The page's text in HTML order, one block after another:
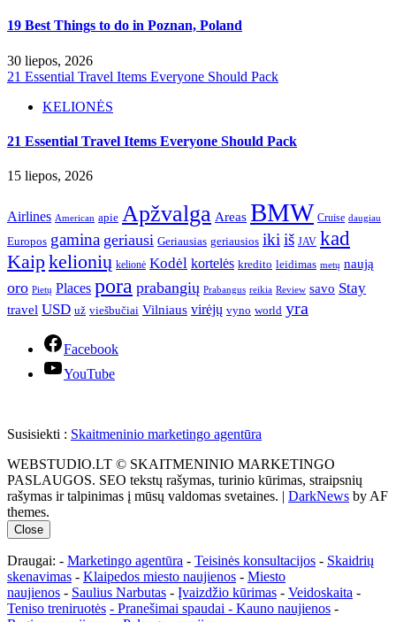
19 Best Things to do in Poznan, Poland
30 liepos, 2026
21 Essential Travel Items Everyone Should Pack
KELIONĖS
21 Essential Travel Items Everyone Should Pack
15 liepos, 2026
Airlines American apie Apžvalga Areas BMW Cruise daugiau
Europos gamina geriausi Geriausias geriausios ikiiš JAV kad
Kaipkelionių kelionė Kodėl kortelės kredito leidimas metų naują
oro Pietų Places pora prabangių Prabangus reikia Review savo Stay
travel USD už viešbučiai Vilniaus virėjų vyno world yra
Facebook
YouTube
Susisiekti : Skaitmeninio marketingo agentūra
WEBSTUDIO.LT © SKAITMENINIO MARKETINGO
PASLAUGOS. SEO tekstų rašymas, turinio kūrimas, straipsnių
rašymas ir talpinimas į mūsų valdomas svetaines. | DarkNews by AF
themes.
Close
Draugai: - Marketingo agentūra - Teisinės konsultacijos - Skaidrių
skenavimas - Klaipedos miesto naujienos - Miesto
naujienos - Saulius Narbutas - Įvaizdžio kūrimas - Veidoskaita -
Teniso treniruotės - Pranešimai spaudai - Kauno naujienos -